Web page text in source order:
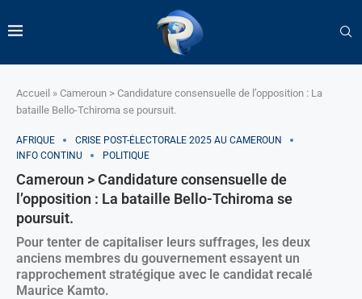
Accueil » Cameroun > Candidature consensuelle de l’opposition : La
bataille Bello-Tchiroma se poursuit.
AFRIQUE
CRISE POST-ÉLECTORALE 2025 AU CAMEROUN
INFO CONTINU
POLITIQUE
Cameroun > Candidature consensuelle de
l’opposition : La bataille Bello-Tchiroma se
poursuit.
Pour tenter de capitaliser leurs suffrages, les deux
anciens membres du gouvernement essayent un
rapprochement stratégique avec le candidat recalé
Maurice Kamto.